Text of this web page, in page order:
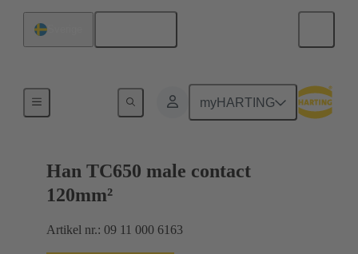
myHARTING
Han TC650 male contact
120mm²
Artikel nr.: 09 11 000 6163